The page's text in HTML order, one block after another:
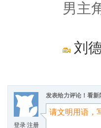
男主
刘
登录/注册
发表给力评论！看新